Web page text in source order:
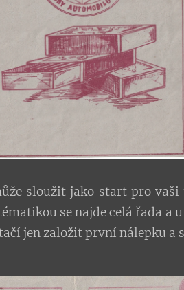
sloužit jako start pro
se najde celá řada a
jen založit první nálepku a